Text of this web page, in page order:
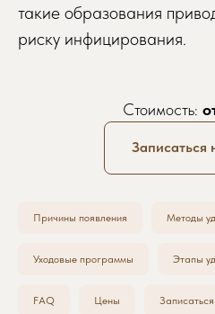
такие образования
риску инфицирования.
Стоимость:
Записаться
Причины появления Методы
Уходовые программы Этапы
FAQ Цены Записаться